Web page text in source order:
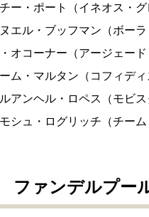
・ポート（イネオス・グ
ル・ブッフマン（ボーラ
コーナー（アージェード
・マルタン（コフィディ
ンヘル・ロペス（モビス
ュ・ログリッチ（チーム
ファンデルプー